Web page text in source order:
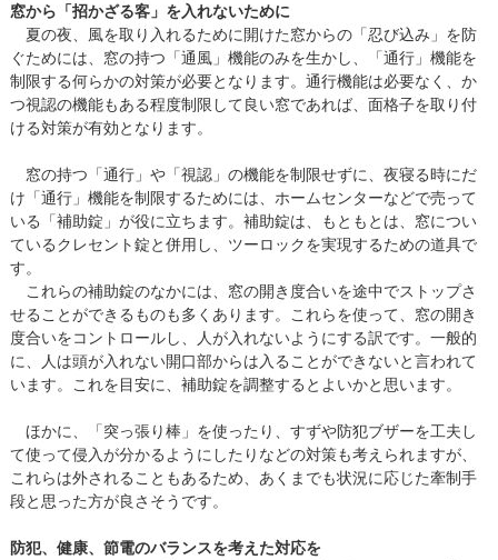
窓から「招かざる客」を入れないために
夏の夜、風を取り入れるために開けた窓からの「忍び込み」を防
ぐためには、窓の持つ「通風」機能のみを生かし、「通行」機能を
制限する何らかの対策が必要となります。通行機能は必要なく、か
つ視認の機能もある程度制限して良い窓であれば、面格子を取り付
ける対策が有効となります。
窓の持つ「通行」や「視認」の機能を制限せずに、夜寝る時にだ
け「通行」機能を制限するためには、ホームセンターなどで売って
いる「補助錠」が役に立ちます。補助錠は、もともとは、窓につい
ているクレセント錠と併用し、ツーロックを実現するための道具で
す。
これらの補助錠のなかには、窓の開き度合いを途中でストップさ
せることができるものも多くあります。これらを使って、窓の開き
度合いをコントロールし、人が入れないようにする訳です。一般的
に、人は頭が入れない開口部からは入ることができないと言われて
います。これを目安に、補助錠を調整するとよいかと思います。
ほかに、「突っ張り棒」を使ったり、すずや防犯ブザーを工夫し
て使って侵入が分かるようにしたりなどの対策も考えられますが、
これらは外されることもあるため、あくまでも状況に応じた牽制手
段と思った方が良さそうです。
防犯、健康、節電のバランスを考えた対応を